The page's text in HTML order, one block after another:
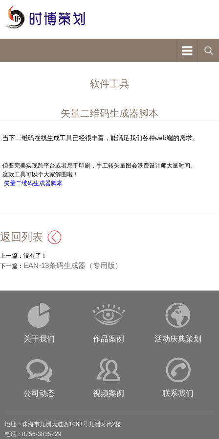
软件工具
矢量二维码生成器脚本
当下二维码在线生成工具已经很丰富，能满足我们各种web端的需求。
但要完美实现跨平台或者用于印刷，手工转矢量图会浪费设计师大量时间。
这款工具可以个大家解围啦！
矢量二维码生成器脚本
返回列表
上一篇：没有了！
下一篇： EAN-13条码生成器（专用版）
关于我们 作品案例 活动庆典策划
公司动态 视频案例 联系我们
地址：珠海市九洲大道西1063号九洲时代2楼
电话：0756-3835229